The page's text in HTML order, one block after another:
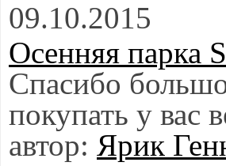
09.10.2015
Осенняя парка
Спасибо
покупать у вас
Ярик